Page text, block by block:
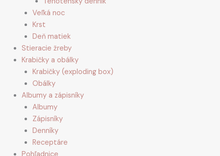
Veľká noc
Krst
Deň matiek
Stieracie žreby
Krabičky a obálky
Krabičky (exploding box)
Obálky
Albumy a zápisníky
Albumy
Zápisníky
Denníky
Receptáre